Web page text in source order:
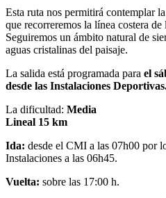
Esta ruta nos permitirá contemplar
que recorreremos la línea costera
Seguiremos un ámbito natural de
aguas cristalinas del paisaje.
La salida está programada para el
desde las Instalaciones
La dificultad: Media
Lineal 15 km
Ida: desde el CMI a las 07h00 por
Instalaciones a las 06h45.
Vuelta: sobre las 17:00 h.